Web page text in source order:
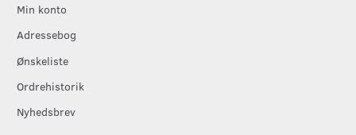
Min konto
Adressebog
Ønskeliste
Ordrehistorik
Nyhedsbrev